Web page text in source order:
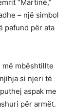
“Martinë,”
– një simbol
pafund për ata
më mbështillte
si njeri të
aspak me
për armët.